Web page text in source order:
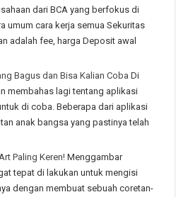
dari BCA yang berfokus di
umum cara kerja semua Sekuritas
adalah fee, harga Deposit awal
Bagus dan Bisa Kalian Coba Di
membahas lagi tentang aplikasi
di coba. Beberapa dari aplikasi
anak bangsa yang pastinya telah
Paling Keren! Menggambar
tepat di lakukan untuk mengisi
dengan membuat sebuah coretan-